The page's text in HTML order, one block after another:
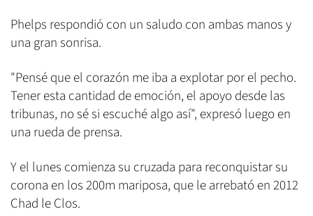
Phelps respondió con un saludo con ambas manos y
una gran sonrisa.
"Pensé que el corazón me iba a explotar por el pecho.
Tener esta cantidad de emoción, el apoyo desde las
tribunas, no sé si escuché algo así", expresó luego en
una rueda de prensa.
Y el lunes comienza su cruzada para reconquistar su
corona en los 200m mariposa, que le arrebató en 2012
Chad le Clos.